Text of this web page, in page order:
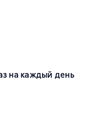
основе 0 оценок
на каждый день
основе 0 оценок